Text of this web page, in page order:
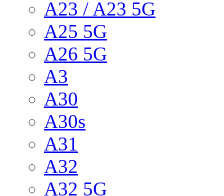
A23 / A23 5G
A25 5G
A26 5G
A3
A30
A30s
A31
A32
A32 5G